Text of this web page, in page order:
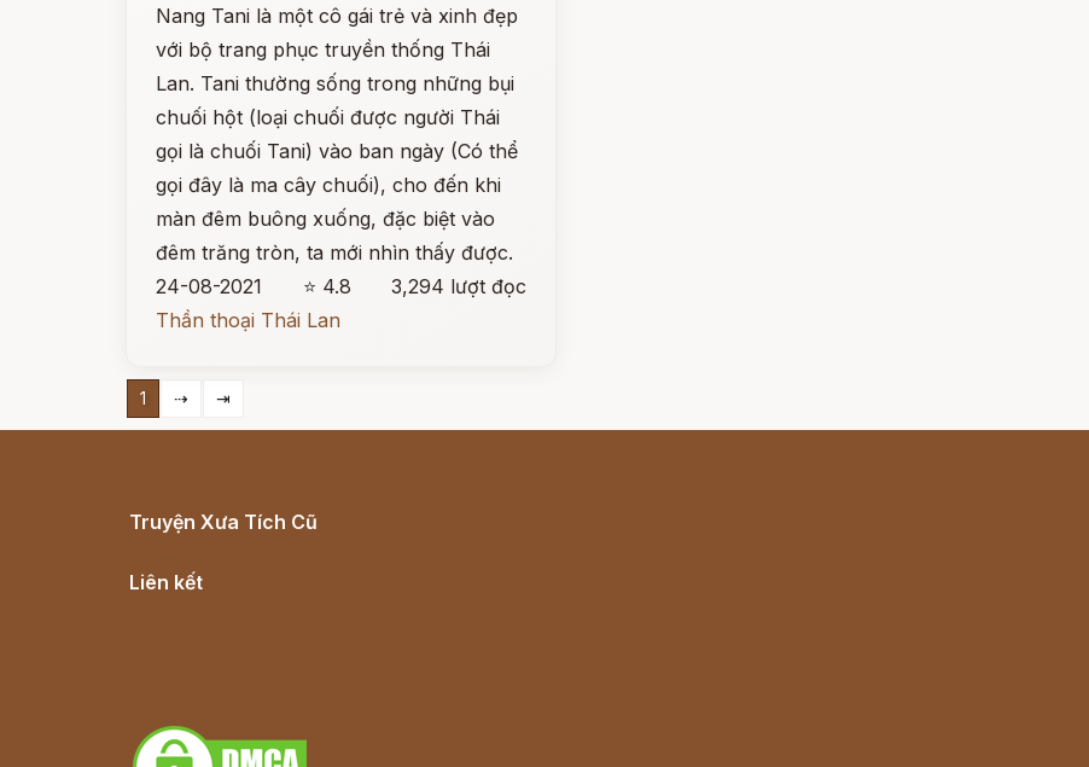
Nang Tani là một cô gái trẻ và xinh đẹp
với bộ trang phục truyền thống Thái
Lan. Tani thường sống trong những bụi
chuối hột (loại chuối được người Thái
gọi là chuối Tani) vào ban ngày (Có thể
gọi đây là ma cây chuối), cho đến khi
màn đêm buông xuống, đặc biệt vào
đêm trăng tròn, ta mới nhìn thấy được.
24-08-2021
⭐ 4.8
3,294 lượt đọc
Thần thoại Thái Lan
1 ⇢ ⇥
Truyện Xưa Tích Cũ
Liên kết